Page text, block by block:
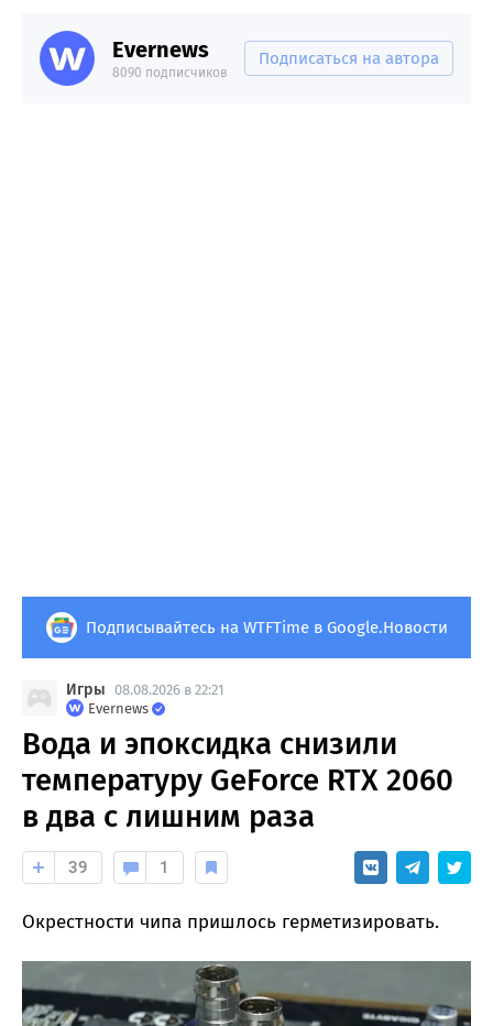
Evernews
8090 подписчиков
Подписаться на автора
Подписывайтесь на WTFTime в Google.Новости
Игры 08.08.2026 в 22:21
Evernews
Вода и эпоксидка снизили
температуру GeForce RTX 2060
в два с лишним раза
39 1
Окрестности чипа пришлось герметизировать.